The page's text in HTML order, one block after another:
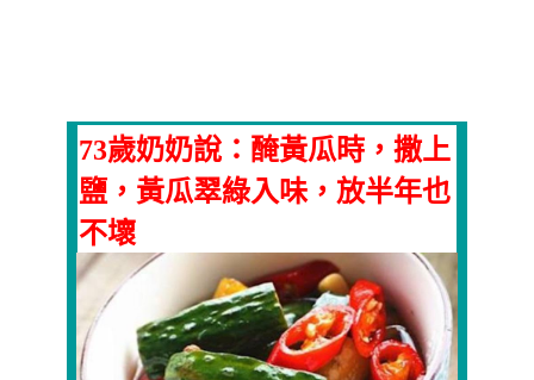
73歲奶奶說：醃黃瓜時，撒上
鹽，黃瓜翠綠入味，放半年也
不壞